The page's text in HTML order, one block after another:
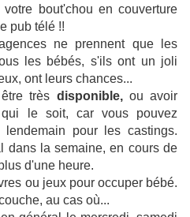
bout'chou en couverture
pub télé !!
ne prennent que les
les bébés, s'ils ont un joli
ont leurs chances...
très disponible,ou avoir
le soit, car vous pouvez
pour les castings.
dans la semaine, en cours de
d'une heure.
ou jeux pour occuper bébé.
au cas où...